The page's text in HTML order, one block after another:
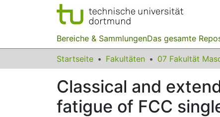
Bereiche & SammlungenDas gesamte
Startseite Fakultäten 07 Fakultät
Classical and
fatigue of FCC